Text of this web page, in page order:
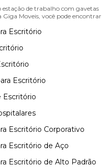
estação de trabalho com gavetas
Giga Moveis, você pode encontrar
Escritório
Escritório
Escritório
Escritório Corporativo
Escritório de Aço
Escritório de Alto Padrão